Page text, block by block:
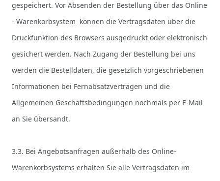
gespeichert. Vor Absenden der Bestellung über das Online
- Warenkorbsystem können die Vertragsdaten über die
Druckfunktion des Browsers ausgedruckt oder elektronisch
gesichert werden. Nach Zugang der Bestellung bei uns
werden die Bestelldaten, die gesetzlich vorgeschriebenen
Informationen bei Fernabsatzverträgen und die
Allgemeinen Geschäftsbedingungen nochmals per E-Mail
an Sie übersandt.
3.3. Bei Angebotsanfragen außerhalb des Online-
Warenkorbsystems erhalten Sie alle Vertragsdaten im